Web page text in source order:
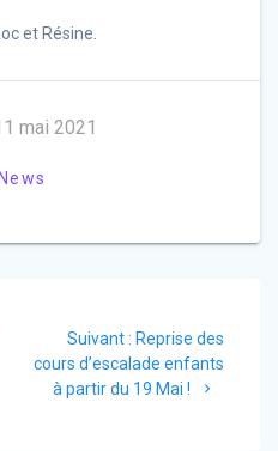
et Résine.
mai 2021
News
Suivant : Article
suivant
:
Reprise des
cours d’escalade enfants
à partir du 19 Mai !